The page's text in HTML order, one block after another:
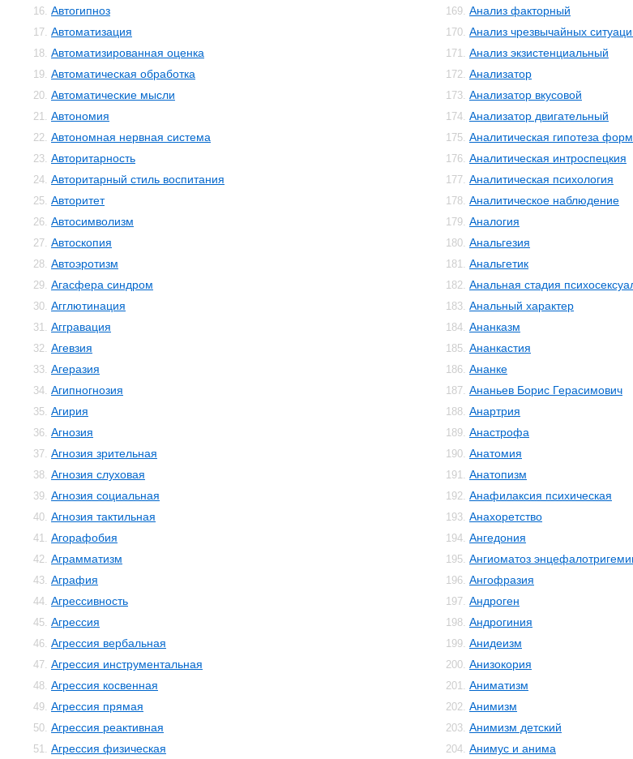
16. Автогипноз
17. Автоматизация
18. Автоматизированная оценка
19. Автоматическая обработка
20. Автоматические мысли
21. Автономия
22. Автономная нервная система
23. Авторитарность
24. Авторитарный стиль воспитания
25. Авторитет
26. Автосимволизм
27. Автоскопия
28. Автоэротизм
29. Агасфера синдром
30. Агглютинация
31. Аггравация
32. Агевзия
33. Агеразия
34. Агипногнозия
35. Агирия
36. Агнозия
37. Агнозия зрительная
38. Агнозия слуховая
39. Агнозия социальная
40. Агнозия тактильная
41. Агорафобия
42. Аграмматизм
43. Аграфия
44. Агрессивность
45. Агрессия
46. Агрессия вербальная
47. Агрессия инструментальная
48. Агрессия косвенная
49. Агрессия прямая
50. Агрессия реактивная
51. Агрессия физическая
169. Анализ факторный
170. Анализ чрезвычайных
171. Анализ экзистенциальный
172. Анализатор
173. Анализатор вкусовой
174. Анализатор двигательный
175. Аналитическая гипотеза
176. Аналитическая интроспецкия
177. Аналитическая психология
178. Аналитическое наблюдение
179. Аналогия
180. Анальгезия
181. Анальгетик
182. Анальная стадия
183. Анальный характер
184. Ананказм
185. Ананкастия
186. Ананке
187. Ананьев Борис Герасимович
188. Анартрия
189. Анастрофа
190. Анатомия
191. Анатопизм
192. Анафилаксия психическая
193. Анахоретство
194. Ангедония
195. Ангиоматоз
196. Ангофразия
197. Андроген
198. Андрогиния
199. Анидеизм
200. Анизокория
201. Аниматизм
202. Анимизм
203. Анимизм детский
204. Анимус и анима